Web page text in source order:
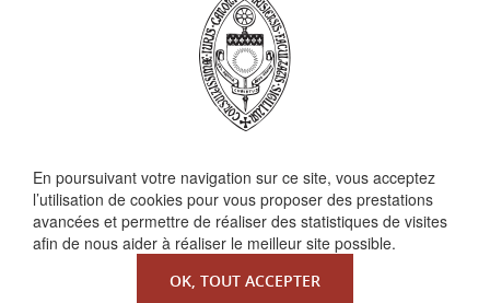
En poursuivant votre navigation sur ce site, vous acceptez
l’utilisation de cookies pour vous proposer des prestations
avancées et permettre de réaliser des statistiques de visites
afin de nous aider à réaliser le meilleur site possible.
OK, TOUT ACCEPTER
QUI SOMMES-NOUS ?
La Faculté de Droit canonique
Partenaires / mécènes
MENTIONS LÉGALES